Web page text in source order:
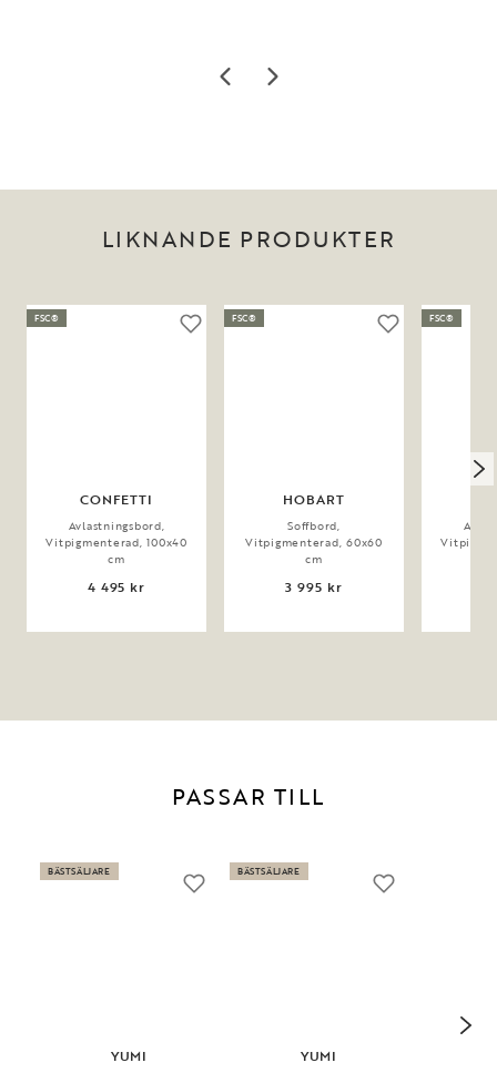
LIKNANDE PRODUKTER
CONFETTI
Avlastningsbord,
Vitpigmenterad, 100x40
cm
4 495 kr
FSC®
HOBART
Soffbord,
Vitpigmenterad, 60x60
cm
3 995 kr
FSC® FSC®
PASSAR TILL
YUMI
BÄSTSÄLJARE
YUMI
BÄSTSÄLJARE